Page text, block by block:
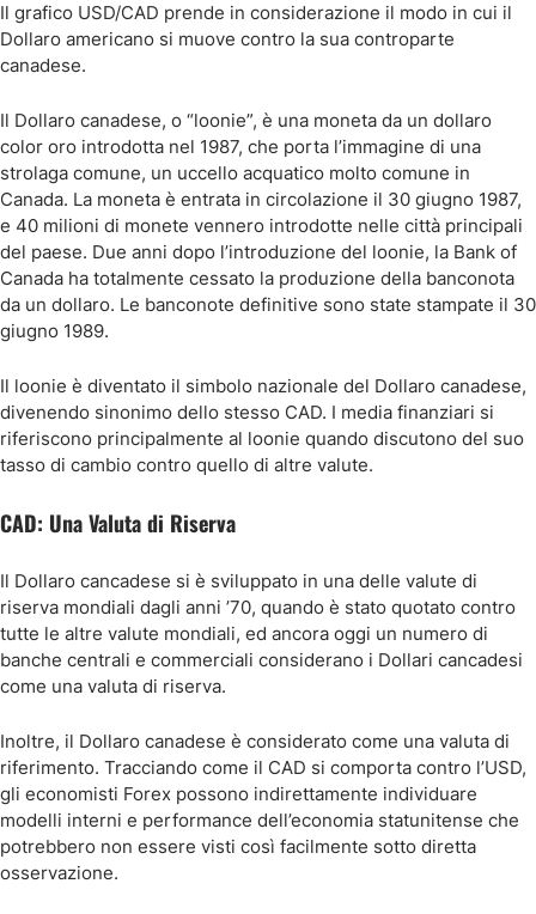
Il grafico USD/CAD prende in considerazione il modo in cui il
Dollaro americano si muove contro la sua controparte
canadese.
Il Dollaro canadese, o “loonie”, è una moneta da un dollaro
color oro introdotta nel 1987, che porta l’immagine di una
strolaga comune, un uccello acquatico molto comune in
Canada. La moneta è entrata in circolazione il 30 giugno 1987,
e 40 milioni di monete vennero introdotte nelle città principali
del paese. Due anni dopo l’introduzione del loonie, la Bank of
Canada ha totalmente cessato la produzione della banconota
da un dollaro. Le banconote definitive sono state stampate il 30
giugno 1989.
Il loonie è diventato il simbolo nazionale del Dollaro canadese,
divenendo sinonimo dello stesso CAD. I media finanziari si
riferiscono principalmente al loonie quando discutono del suo
tasso di cambio contro quello di altre valute.
CAD: Una Valuta di Riserva
Il Dollaro cancadese si è sviluppato in una delle valute di
riserva mondiali dagli anni ’70, quando è stato quotato contro
tutte le altre valute mondiali, ed ancora oggi un numero di
banche centrali e commerciali considerano i Dollari cancadesi
come una valuta di riserva.
Inoltre, il Dollaro canadese è considerato come una valuta di
riferimento. Tracciando come il CAD si comporta contro l’USD,
gli economisti Forex possono indirettamente individuare
modelli interni e performance dell’economia statunitense che
potrebbero non essere visti così facilmente sotto diretta
osservazione.